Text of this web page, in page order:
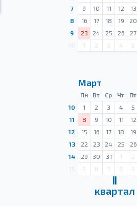
7
9 10 11 12 13
8
16 17 18 19 20
9
23 24 25 26 27
1 2 3 4 5
Март
Пн Вт Ср Чт Пт
10
1 2 3 4 5
11
8 9 10 11 12
12
15 16 17 18 19
13
22 23 24 25 26
14
29 30 31 1 2
5 6 7 8 9
Ⅱ
квартал